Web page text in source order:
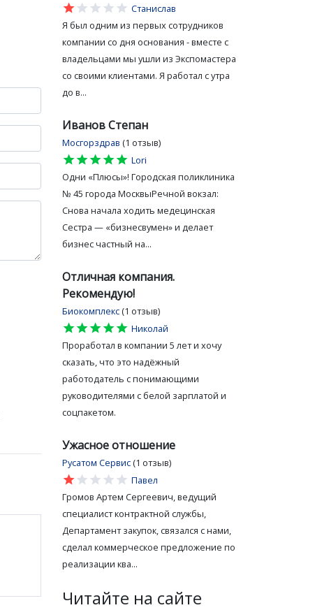
star
star
star
star
star
Станислав
Я был одним из первых сотрудников
компании со дня основания - вместе с
владельцами мы ушли из Экспомастера
со своими клиентами. Я работал с утра
до в...
Иванов Степан
Мосгорздрав (1 отзыв)
star
star
star
star
star
Lori
Одни «Плюсы»! Городская поликлиника
№ 45 города МосквыРечной вокзал:
Снова начала ходить медецинская
Сестра — «бизнесвумен» и делает
бизнес частный на...
Отличная компания.
Рекомендую!
Биокомплекс (1 отзыв)
star
star
star
star
star
Николай
Проработал в компании 5 лет и хочу
сказать, что это надёжный
работодатель с понимающими
руководителями с белой зарплатой и
соцпакетом.
Ужасное отношение
Русатом Сервис (1 отзыв)
star
star
star
star
star
Павел
Громов Артем Сергеевич, ведущий
специалист контрактной службы,
Департамент закупок, связался с нами,
сделал коммерческое предложение по
реализации ква...
Читайте на сайте